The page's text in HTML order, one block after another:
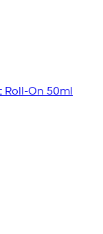
Roll-On 50ml